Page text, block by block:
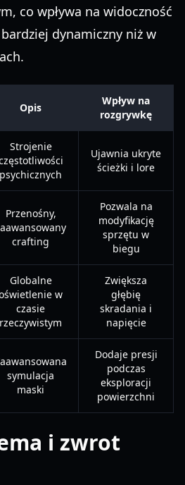
co wpływa na widoczność
dynamiczny niż w
Opis
Wpływ na
rozgrywkę
Strojenie
psychicznych
Ujawnia ukryte
ścieżki i lore
Przenośny,
crafting
Pozwala na
modyfikację
sprzętu w
biegu
Globalne
w
czasie
rzeczywistym
Zwiększa
głębię
skradania i
napięcie
symulacja
maski
Dodaje presji
podczas
eksploracji
powierzchni
i zwrot